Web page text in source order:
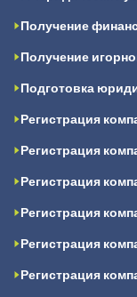
Получение
Получение
Подготовка
Регистрация
Регистрация
Регистрация
Регистрация
Регистрация
Регистрация